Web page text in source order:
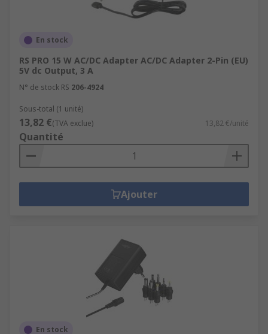
En stock
RS PRO 15 W AC/DC Adapter AC/DC Adapter 2-Pin (EU)
5V dc Output, 3 A
N° de stock RS 206-4924
Sous-total (1 unité)
13,82 €(TVA exclue) 13,82 €/unité
Quantité
Ajouter
En stock